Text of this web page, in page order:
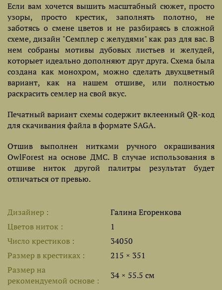
Если вам хочется вышить масштабный сюжет, просто
узоры, просто крестик, заполнять полотно, не
заботясь о смене цветов и не разбираясь в сложной
схеме, дизайн "Семплер с желудями" как раз для вас. В
нем собраны мотивы дубовых листьев и желудей,
которыет идеально дополняют друг друга. Схема была
создана как монохром, можно сделать двухцветный
вариант, как на нашем отшиве, или полностью
раскрасить семлер на свой вкус.
Печатный вариант схемы содержит вклеенный QR-код
для скачивания файла в формате SAGA.
Отшив выполнен нитками ручного окрашивания
OwlForest на основе ДМС. В случае использования в
отшиве ниток другой палитры результат будет
отличаться от превью.
Дизайнер
Галина Егоренкова
Цветов ниток
1
Число крестиков
34050
Размер в крестиках
215 × 351
Размер на
рекомендуемой основе
34 × 55.5 см